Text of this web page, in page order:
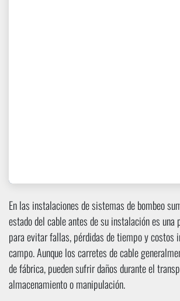
En las instalaciones de sistemas de bombeo
estado del cable antes de su instalación es
para evitar fallas, pérdidas de tiempo y costos
campo. Aunque los carretes de cable
de fábrica, pueden sufrir daños durante el
almacenamiento o manipulación.